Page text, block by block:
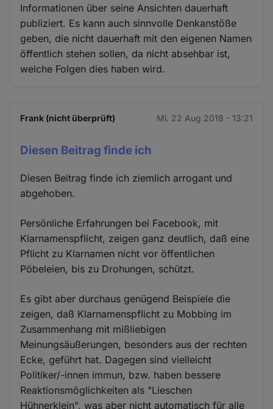
Informationen über seine Ansichten dauerhaft
publiziert. Es kann auch sinnvolle Denkanstöße
geben, die nicht dauerhaft mit den eigenen Namen
öffentlich stehen sollen, da nicht absehbar ist,
welche Folgen dies haben wird.
Frank (nicht überprüft) Mi. 22 Aug 2018 - 13:21
Diesen Beitrag finde ich
Diesen Beitrag finde ich ziemlich arrogant und
abgehoben.
Persönliche Erfahrungen bei Facebook, mit
Klarnamenspflicht, zeigen ganz deutlich, daß eine
Pflicht zu Klarnamen nicht vor öffentlichen
Pöbeleien, bis zu Drohungen, schützt.
Es gibt aber durchaus genügend Beispiele die
zeigen, daß Klarnamenspflicht zu Mobbing im
Zusammenhang mit mißliebigen
Meinungsäußerungen, besonders aus der rechten
Ecke, geführt hat. Dagegen sind vielleicht
Politiker/-innen immun, bzw. haben bessere
Reaktionsmöglichkeiten als "Lieschen
Hühnerklein", was aber nicht automatisch für alle